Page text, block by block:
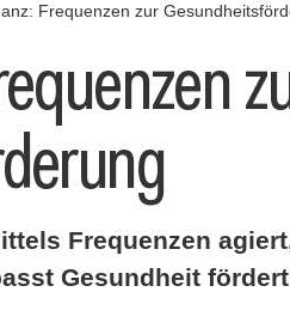
Frequenzen zur
Frequenzen
Gesundheit